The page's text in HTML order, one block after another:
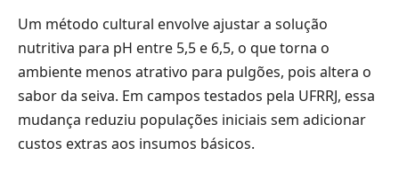
Um método cultural envolve ajustar a solução
nutritiva para pH entre 5,5 e 6,5, o que torna o
ambiente menos atrativo para pulgões, pois altera o
sabor da seiva. Em campos testados pela UFRRJ, essa
mudança reduziu populações iniciais sem adicionar
custos extras aos insumos básicos.